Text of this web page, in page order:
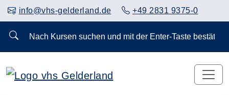
info@vhs-gelderland.de +49 2831 9375-0
Nach Kursen suchen und mit der Enter-Taste